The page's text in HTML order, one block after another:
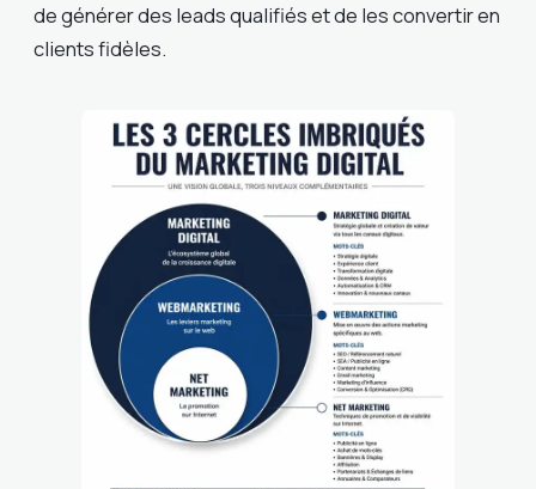
de générer des leads qualifiés et de les convertir en
clients fidèles.